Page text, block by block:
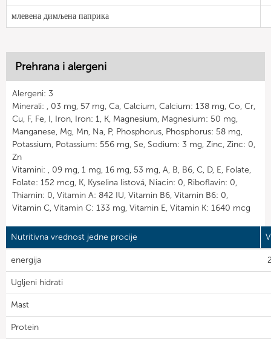
млевена димљена паприка
Prehrana i alergeni
Alergeni: 3
Minerali: , 03 mg, 57 mg, Ca, Calcium, Calcium: 138 mg, Co, Cr,
Cu, F, Fe, I, Iron, Iron: 1, K, Magnesium, Magnesium: 50 mg,
Manganese, Mg, Mn, Na, P, Phosphorus, Phosphorus: 58 mg,
Potassium, Potassium: 556 mg, Se, Sodium: 3 mg, Zinc, Zinc: 0,
Zn
Vitamini: , 09 mg, 1 mg, 16 mg, 53 mg, A, B, B6, C, D, E, Folate,
Folate: 152 mcg, K, Kyselina listová, Niacin: 0, Riboflavin: 0,
Thiamin: 0, Vitamin A: 842 IU, Vitamin B6, Vitamin B6: 0,
Vitamin C, Vitamin C: 133 mg, Vitamin E, Vitamin K: 1640 mcg
Nutritivna vrednost jedne procije
energija
Ugljeni hidrati
Mast
Protein